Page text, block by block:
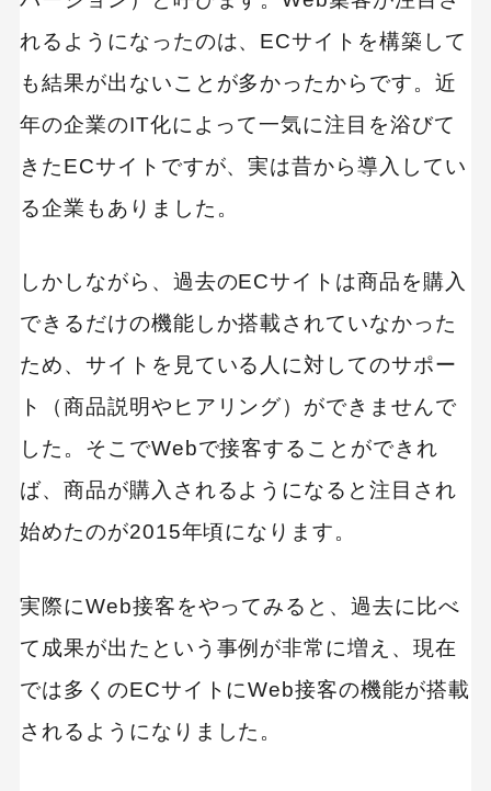
れるようになったのは、ECサイトを構築して
も結果が出ないことが多かったからです。近
年の企業のIT化によって一気に注目を浴びて
きたECサイトですが、実は昔から導入してい
る企業もありました。
しかしながら、過去のECサイトは商品を購入
できるだけの機能しか搭載されていなかった
ため、サイトを見ている人に対してのサポー
ト（商品説明やヒアリング）ができませんで
した。そこでWebで接客することができれ
ば、商品が購入されるようになると注目され
始めたのが2015年頃になります。
実際にWeb接客をやってみると、過去に比べ
て成果が出たという事例が非常に増え、現在
では多くのECサイトにWeb接客の機能が搭載
されるようになりました。